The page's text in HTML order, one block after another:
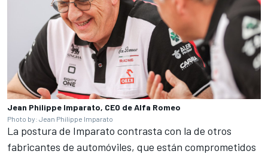
Jean Philippe Imparato, CEO de Alfa Romeo
Photo by: Jean Philippe Imparato
La postura de Imparato contrasta con la de otros
fabricantes de automóviles, que están comprometidos